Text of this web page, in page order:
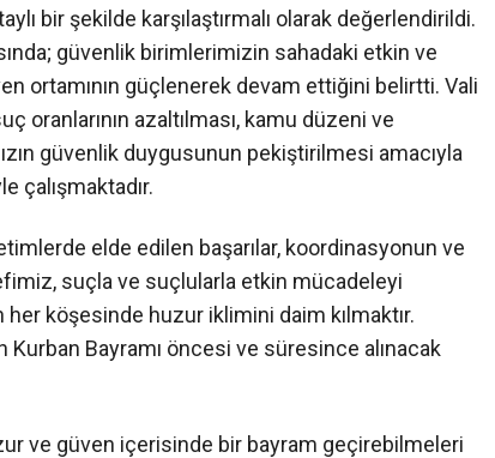
bir şekilde karşılaştırmalı olarak değerlendirildi.
güvenlik birimlerimizin sahadaki etkin ve
ortamının güçlenerek devam ettiğini belirtti. Vali
oranlarının azaltılması, kamu düzeni ve
güvenlik duygusunun pekiştirilmesi amacıyla
çalışmaktadır.
elde edilen başarılar, koordinasyonun ve
suçla ve suçlularla etkin mücadeleyi
köşesinde huzur iklimini daim kılmaktır.
Kurban Bayramı öncesi ve süresince alınacak
ve güven içerisinde bir bayram geçirebilmeleri